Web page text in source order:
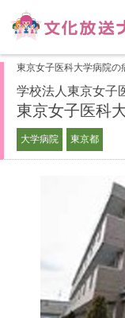
東京女子医科大学病院の
学校法人東京女子
東京女子医科
大学病院 東京都